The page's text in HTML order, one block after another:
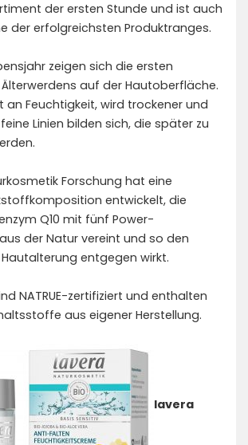
der ersten Stunde und ist auch
der erfolgreichsten Produktranges.
zeigen sich die ersten
auf der Hautoberfläche.
an Feuchtigkeit, wird trockener und
Linien bilden sich, die später zu
Forschung hat eine
entwickelt, die
Q10 mit fünf Power-
der Natur vereint und so den
entgegen wirkt.
NATRUE-zertifiziert und enthalten
aus eigener Herstellung.
lavera